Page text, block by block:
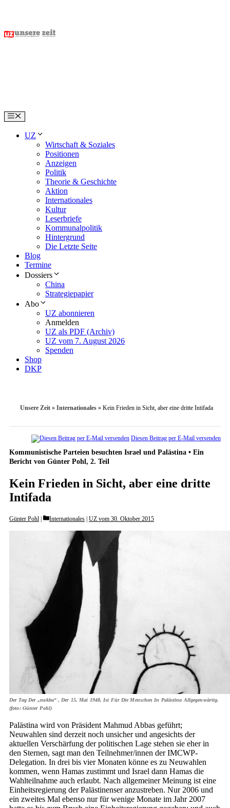
content
Menu
UZ
Wirtschaft & Soziales
Positionen
Anzeigen
Politik
Theorie & Geschichte
Aktion
Internationales
Kultur
Leserbriefe
Kommunalpolitik
Hintergrund
Die Letzte Seite
Blog
Termine
Dossiers
China
Strategiepapier
Abo
UZ abonnieren
Anmelden
UZ als PDF (Archiv)
UZ vom 7. August 2026
Spenden
Shop
DKP
Unsere Zeit » Internationales » Kein Frieden in Sicht, aber eine dritte Intifada
Diesen Beitrag per E-Mail versenden
Kommunistische Parteien besuchten Israel und Palästina • Ein
Bericht von Günter Pohl, 2. Teil
Kein Frieden in Sicht, aber eine dritte
Intifada
Günter Pohl Categories
Internationales UZ vom 30. Oktober 2015
Der Tag Der „nakba“ , Der 15. Mai 1948, Ist Für Die Menschen In Palästina Allgegenwärtig.
(foto: Günter Pohl)
Palästina wird von Präsident Mahmud Abbas geführt;
Neuwahlen sind derzeit noch unsicher und angesichts der
aktuellen Verschärfung der politischen Lage stehen sie eher in
den Sternen, sagt man den Teilnehmer/innen der IMCWP-
Delegation. In drei bis vier Monaten könne es zu Neuwahlen
kommen, wenn Hamas zustimmt und Israel dann Hamas die
Wahlteilnahme auch erlaubt. Nach allgemeiner Meinung ist eine
Einheitsregierung der Palästinenser anzustreben. Nur 2006 und
ein zweites Mal ebenso nur für wenige Monate im Jahr 2007